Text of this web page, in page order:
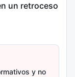
un retroceso
y no